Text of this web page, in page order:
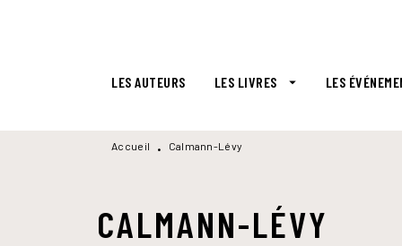
LES AUTEURS LES LIVRES arrow_drop_down LES
Accueil • Calmann-Lévy
CALMANN-LÉVY